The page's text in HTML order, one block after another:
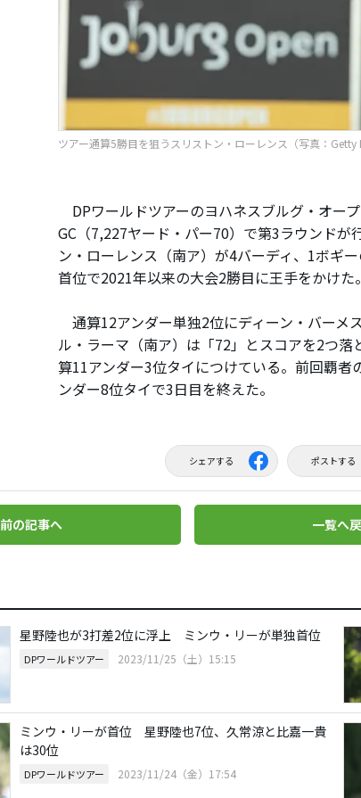
ツアー通算5勝目を狙うスリストン・ローレンス（写真：Getty
DPワールドツアーのヨハネスブルグ・オー
GC（7,227ヤード・パー70）で第3ラウンドが
ン・ローレンス（南ア）が4バーディ、1ボギ
首位で2021年以来の大会2勝目に王手をかけた。
通算12アンダー単独2位にディーン・バーメ
ル・ラーマ（南ア）は「72」とスコアを2つ
算11アンダー3位タイにつけている。前回覇
ンダー8位タイで3日目を終えた。
シェアする ポストする
前の記事へ 一覧へ
星野陸也が3打差2位に浮上 ミンウ・リーが単独首位
DPワールドツアー 2023/11/25（土）15:15
ミンウ・リーが首位 星野陸也7位、久常涼と比嘉一貴
は30位
DPワールドツアー 2023/11/24（金）17:54